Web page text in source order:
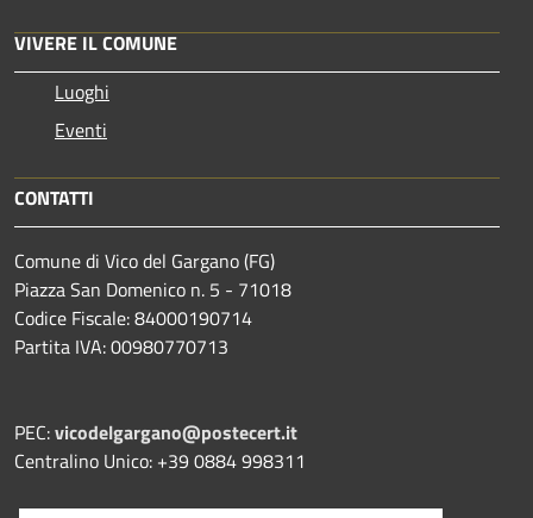
VIVERE IL COMUNE
Luoghi
Eventi
CONTATTI
Comune di Vico del Gargano (FG)
Piazza San Domenico n. 5 - 71018
Codice Fiscale: 84000190714
Partita IVA: 00980770713
PEC:vicodelgargano@postecert.it
Centralino Unico: +39 0884 998311